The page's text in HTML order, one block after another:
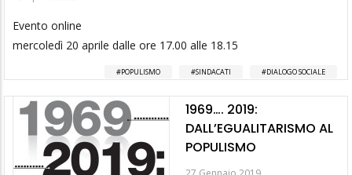
Evento online
mercoledì 20 aprile dalle ore 17.00 alle 18.15
POPULISMO SINDACATI DIALOGO SOCIALE
1969…. 2019:
DALL’EGUALITARISMO AL
POPULISMO